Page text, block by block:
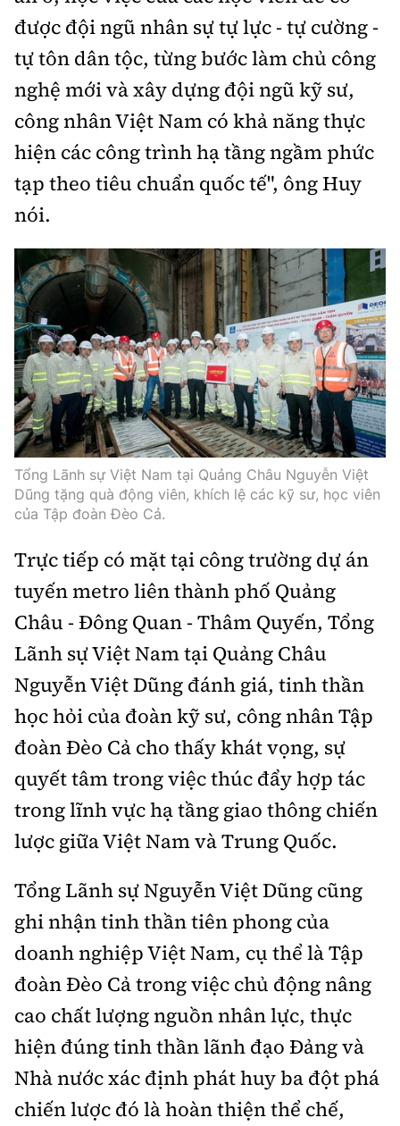
được đội ngũ nhân sựtự lực-tự cường -
tự tôn dân tộc, từng bước làm chủ công
nghệ mới và xây dựng đội ngũ kỹ sư,
công nhânViệt Nam có khả năng thực
hiện các công trình hạ tầng ngầm phức
tạp theo tiêu chuẩn quốc tế", ông Huy
nói.
Tổng Lãnh sự Việt Nam tại Quảng Châu Nguyễn Việt
Dũng tặng quà động viên, khích lệ các kỹ sư, học viên
của Tập đoàn Đèo Cả.
Trực tiếp có mặt tại công trường dự án
tuyến metro liên thành phố Quảng
Châu - Đông Quan - Thâm Quyến, Tổng
Lãnh sự Việt Nam tại Quảng Châu
Nguyễn Việt Dũng đánh giá, tinh thần
học hỏi của đoàn kỹ sư, công nhân Tập
đoàn Đèo Cả cho thấy khát vọng, sự
quyết tâm trong việc thúc đẩy hợp tác
trong lĩnh vực hạ tầng giao thông chiến
lược giữa Việt Nam và Trung Quốc.
Tổng Lãnh sự Nguyễn Việt Dũng cũng
ghi nhận tinh thần tiên phong của
doanh nghiệp Việt Nam, cụ thể là Tập
đoàn Đèo Cả trong việc chủ động nâng
cao chất lượng nguồn nhân lực, thực
hiện đúng tinh thần lãnh đạo Đảng và
Nhà nước xác định phát huy ba đột phá
chiến lược đó là hoàn thiện thể chế,